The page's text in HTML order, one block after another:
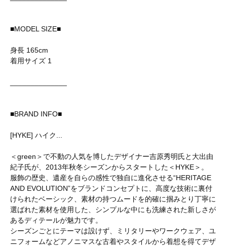
■MODEL SIZE■
身長 165cm
着用サイズ 1
■BRAND INFO■
[HYKE] ハイク...
＜green＞で不動の人気を博したデザイナー吉原秀明氏と大出由
紀子氏が、2013年秋冬シーズンからスタートした＜HYKE＞。
服飾の歴史、遺産を自らの感性で独自に進化させる“HERITAGE
AND EVOLUTION”をブランドコンセプトに、高度な技術に裏付
けられたベーシック、素材の持つムードを的確に掴みとり丁寧に
選ばれた素材を使用した、シンプルな中にも洗練された新しさが
あるディテールが魅力です。
シーズンごとにテーマは設けず、ミリタリーやワークウェア、ユ
ニフォームなどアノニマスな古着やスタイルから着想を得てデザ